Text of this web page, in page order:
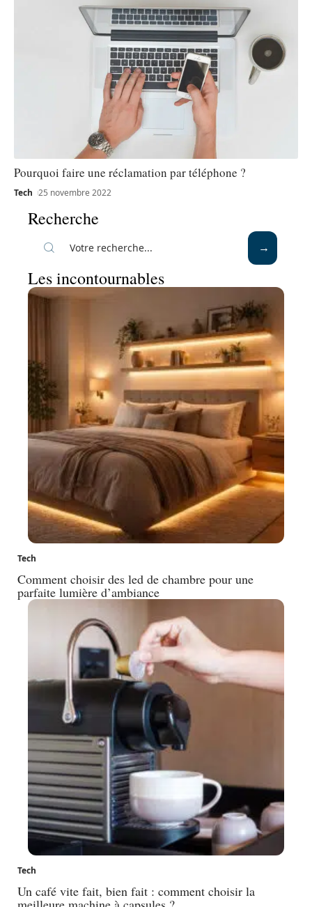
Pourquoi faire une réclamation par téléphone ?
Tech 25 novembre 2022
Recherche
Les incontournables
Tech
Comment choisir des led de chambre pour une
parfaite lumière d’ambiance
Tech
Un café vite fait, bien fait : comment choisir la